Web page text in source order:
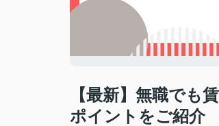
【最新】無職でも
ポイントをご紹介